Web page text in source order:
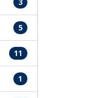
5
11
1